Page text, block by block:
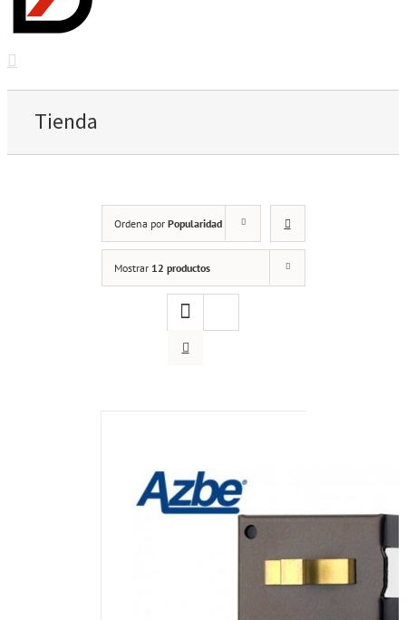
Tienda
Ordena por Popularidad
Mostrar 12 productos